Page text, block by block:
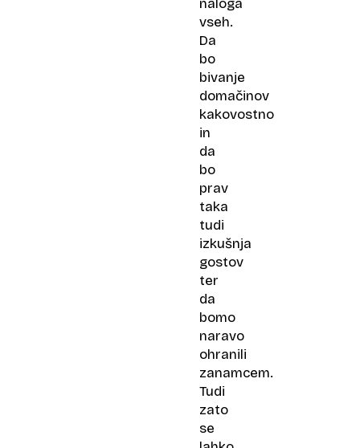
naloga
vseh.
Da
bo
bivanje
domačinov
kakovostno
in
da
bo
prav
taka
tudi
izkušnja
gostov
ter
da
bomo
naravo
ohranili
zanamcem.
Tudi
zato
se